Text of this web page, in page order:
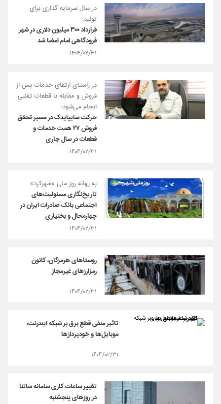
در سال سرمایه گذاری برای
تولید؛
قرارداد ۳۰۰ میلیون دلاری در شهر
فرودگاهی امام امضا شد
۱۴۰۴/۰۲/۳۱
در راستای ارتقای خدمات پس از
فروش و مقابله با قطعات تقلبی
انجام می‌شود؛
حرکت سایپایدک در مسیر تحقق
فروش ۲۷ همت خدمات و
قطعات در سال جاری
۱۴۰۴/۰۲/۳۱
به بهانه روز ملی «شهرکرد»
تاریخ‌نگاری مسئولیت‌های
اجتماعی بانک صادرات ایران در
چهارمحال و بختیاری
۱۴۰۴/۰۲/۳۱
روستاهای هرمزگان، کانون
رمزارزهای غیرمجاز
۱۴۰۴/۰۲/۳۱
تاثیر منفی قطع برق بر شبکه اینترنت،
موبایل‌ها و خودپردازها
۱۴۰۴/۰۲/۳۱
تغییر ساعات کاری سامانه ساتنا
در روزهای پنجشنبه